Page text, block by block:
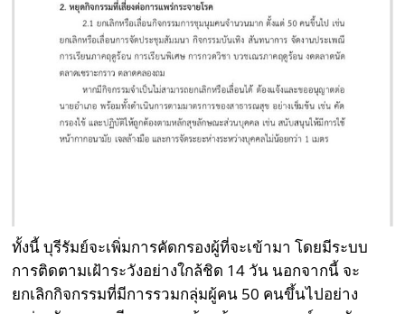
ทั้งนี้ บุรีรัมย์จะเพิ่มการคัดกรองผู้ที่จะเข้ามา โดยมีระบบ
การติดตามเฝ้าระวังอย่างใกล้ชิด 14 วัน นอกจากนี้ จะ
ยกเลิกกิจกรรมที่มีการรวมกลุ่มผู้คน 50 คนขึ้นไปอย่าง